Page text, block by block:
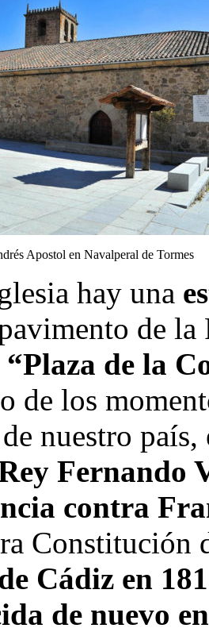
Apostol en Navalperal de Tormes
hay una
de la
“Plaza de la
de los
nuestro
Fernando
contra
Constitución
Cádiz en
de nuevo